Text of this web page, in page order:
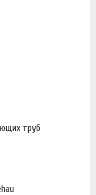
труб